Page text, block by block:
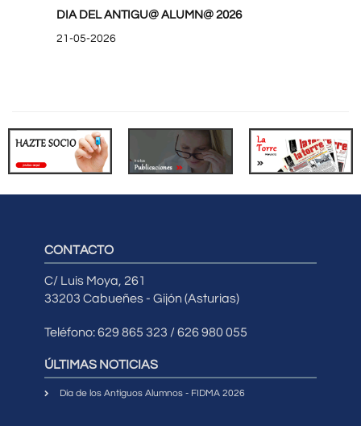
DIA DEL ANTIGU@ ALUMN@ 2026
21-05-2026
CONTACTO
C/ Luis Moya, 261
33203 Cabueñes - Gijón (Asturias)
Teléfono: 629 865 323 / 626 980 055
ÚLTIMAS NOTICIAS
Día de los Antiguos Alumnos - FIDMA 2026